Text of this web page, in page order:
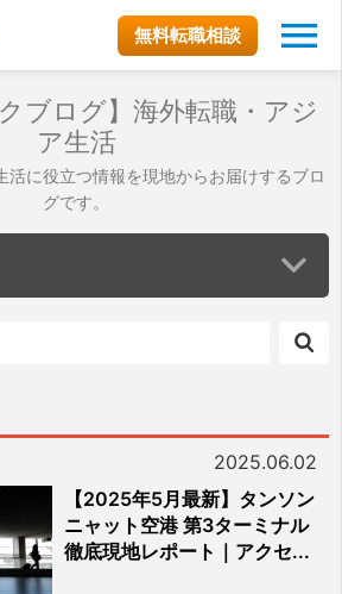
無料転職相談
ブログ】海外転職・アジ
ア生活
活に役立つ情報を現地からお届けするブロ
グです。
2025.06.02
【2025年5月最新】タンソン
ニャット空港 第3ターミナル
徹底現地レポート｜アクセ...